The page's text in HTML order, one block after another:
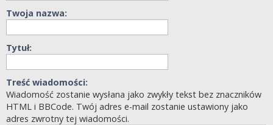
Twoja nazwa:
Tytuł:
Treść wiadomości:
Wiadomość zostanie wysłana jako zwykły tekst bez znaczników
HTML i BBCode. Twój adres e-mail zostanie ustawiony jako
adres zwrotny tej wiadomości.